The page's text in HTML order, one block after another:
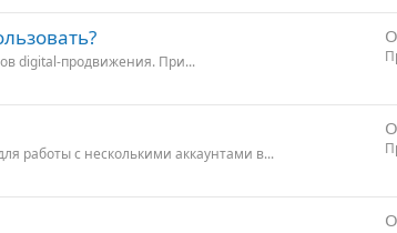
digital-продвижения. При...
работы с несколькими аккаунтами в...